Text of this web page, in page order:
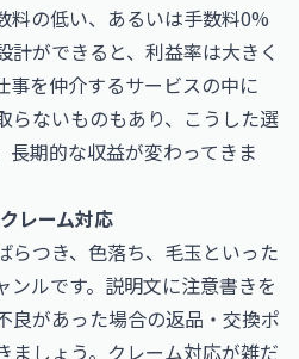
料の低い、あるいは手数料0%
計ができると、利益率は大きく
事を仲介するサービスの中に
らないものもあり、こうした選
長期的な収益が変わってきま
レーム対応
らつき、色落ち、毛玉といった
ンルです。説明文に注意書きを
良があった場合の返品・交換ポ
ましょう。クレーム対応が雑だ